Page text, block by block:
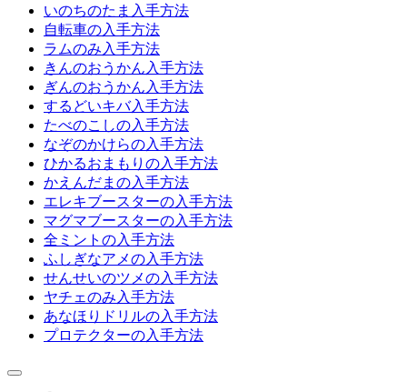
いのちのたま入手方法
自転車の入手方法
ラムのみ入手方法
きんのおうかん入手方法
ぎんのおうかん入手方法
するどいキバ入手方法
たべのこしの入手方法
なぞのかけらの入手方法
ひかるおまもりの入手方法
かえんだまの入手方法
エレキブースターの入手方法
マグマブースターの入手方法
全ミントの入手方法
ふしぎなアメの入手方法
せんせいのツメの入手方法
ヤチェのみ入手方法
あなほりドリルの入手方法
プロテクターの入手方法